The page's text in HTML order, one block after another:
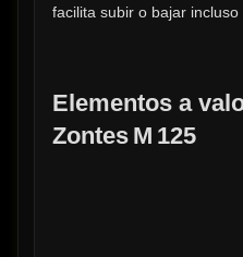
facilita subir o bajar incluso
Elementos a
Zontes M 125